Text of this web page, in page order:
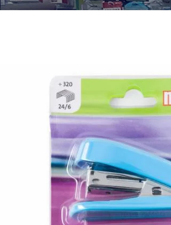
Novedades
Contacto
¡Imprimir!